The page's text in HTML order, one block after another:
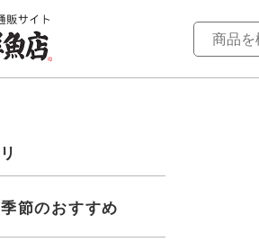
季節のおすすめ